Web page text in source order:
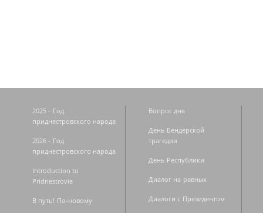
2025 - Год
приднестровского народа
2026 - Год
приднестровского народа
Introduction to
Pridnestrovie
В путь! По-новому
Вопрос дня
День Бендерской
трагедии
День Республики
Диалог на равных
Диалоги с Президентом